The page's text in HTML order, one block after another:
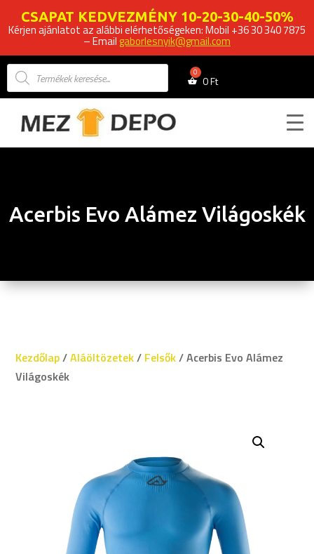
CSAPAT KEDVEZMÉNY 10-20-30-40-50%
Kérjen ajánlatot az alábbi elérhetőségeken: Mobil +36 30 340 7875
– Email gaborlesnyik@gmail.com
Products
search 0Ft
Acerbis Evo Alámez Világoskék
Kezdőlap/Aláöltözetek/ Felsők/ Acerbis Evo Alámez
Világoskék